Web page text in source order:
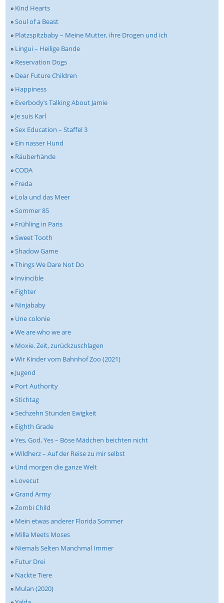
» Kind Hearts
»Soul of a Beast
» Platzspitzbaby – Meine Mutter, ihre Drogen und ich
» Lingui – Heilige Bande
» Reservation Dogs
» Dear Future Children
» Happiness
» Everbody’s Talking About Jamie
» Je suis Karl
»Sex Education – Staffel 3
» Ein nasser Hund
» Räuberhände
»CODA
» Freda
» Lola und das Meer
»Sommer 85
» Frühling in Paris
»Sweet Tooth
»Shadow Game
»Things We Dare Not Do
» Invincible
» Fighter
» Ninjababy
» Une colonie
»We are who we are
» Moxie. Zeit, zurückzuschlagen
»Wir Kinder vom Bahnhof Zoo (2021)
» Jugend
» Port Authority
»Stichtag
»Sechzehn Stunden Ewigkeit
» Eighth Grade
»Yes, God, Yes – Böse Mädchen beichten nicht
»Wildherz – Auf der Reise zu mir selbst
» Und morgen die ganze Welt
» Lovecut
»Grand Army
»Zombi Child
» Mein etwas anderer Florida Sommer
» Milla Meets Moses
» Niemals Selten Manchmal Immer
» Futur Drei
» Nackte Tiere
» Mulan (2020)